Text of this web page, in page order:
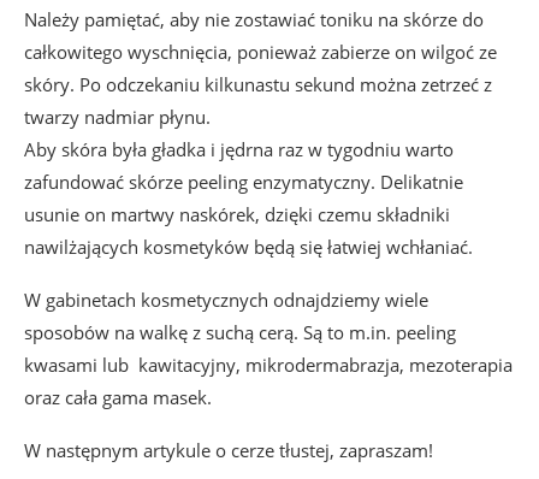
Należy pamiętać, aby nie zostawiać toniku na skórze do
całkowitego wyschnięcia, ponieważ zabierze on wilgoć ze
skóry. Po odczekaniu kilkunastu sekund można zetrzeć z
twarzy nadmiar płynu.
Aby skóra była gładka i jędrna raz w tygodniu warto
zafundować skórze peeling enzymatyczny. Delikatnie
usunie on martwy naskórek, dzięki czemu składniki
nawilżających kosmetyków będą się łatwiej wchłaniać.
W gabinetach kosmetycznych odnajdziemy wiele
sposobów na walkę z suchą cerą. Są to m.in. peeling
kwasami lub kawitacyjny, mikrodermabrazja, mezoterapia
oraz cała gama masek.
W następnym artykule o cerze tłustej, zapraszam!